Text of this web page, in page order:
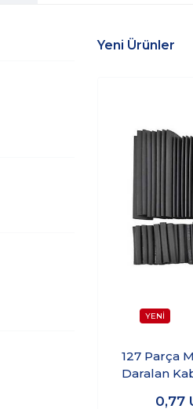
Yeni Ürünler
127 Parça
Daralan
0,77